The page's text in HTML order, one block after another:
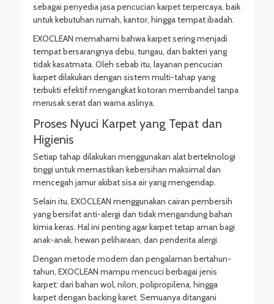
sebagai penyedia jasa pencucian karpet terpercaya, baik
untuk kebutuhan rumah, kantor, hingga tempat ibadah.
EXOCLEAN memahami bahwa karpet sering menjadi
tempat bersarangnya debu, tungau, dan bakteri yang
tidak kasatmata. Oleh sebab itu, layanan pencucian
karpet dilakukan dengan sistem multi-tahap yang
terbukti efektif mengangkat kotoran membandel tanpa
merusak serat dan warna aslinya.
Proses Nyuci Karpet yang Tepat dan
Higienis
Setiap tahap dilakukan menggunakan alat berteknologi
tinggi untuk memastikan kebersihan maksimal dan
mencegah jamur akibat sisa air yang mengendap.
Selain itu, EXOCLEAN menggunakan cairan pembersih
yang bersifat anti-alergi dan tidak mengandung bahan
kimia keras. Hal ini penting agar karpet tetap aman bagi
anak-anak, hewan peliharaan, dan penderita alergi.
Dengan metode modern dan pengalaman bertahun-
tahun, EXOCLEAN mampu mencuci berbagai jenis
karpet: dari bahan wol, nilon, polipropilena, hingga
karpet dengan backing karet. Semuanya ditangani